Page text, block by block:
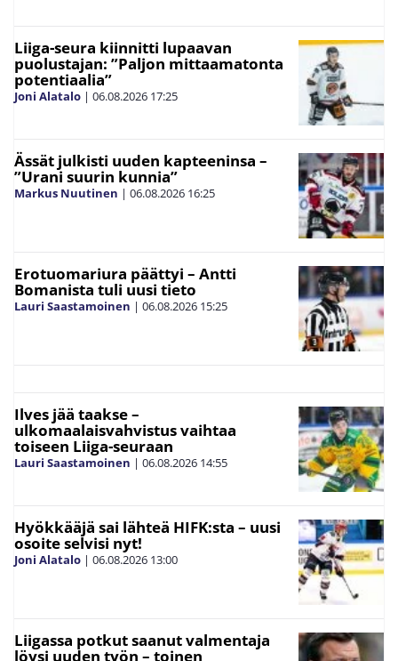
Liiga-seura kiinnitti lupaavan
puolustajan: ”Paljon mittaamatonta
potentiaalia”
Joni Alatalo | 06.08.2026 17:25
Ässät julkisti uuden kapteeninsa –
”Urani suurin kunnia”
Markus Nuutinen | 06.08.2026 16:25
Erotuomariura päättyi – Antti
Bomanista tuli uusi tieto
Lauri Saastamoinen | 06.08.2026 15:25
Ilves jää taakse –
ulkomaalaisvahvistus vaihtaa
toiseen Liiga-seuraan
Lauri Saastamoinen | 06.08.2026 14:55
Hyökkääjä sai lähteä HIFK:sta – uusi
osoite selvisi nyt!
Joni Alatalo | 06.08.2026 13:00
Liigassa potkut saanut valmentaja
löysi uuden työn – toinen